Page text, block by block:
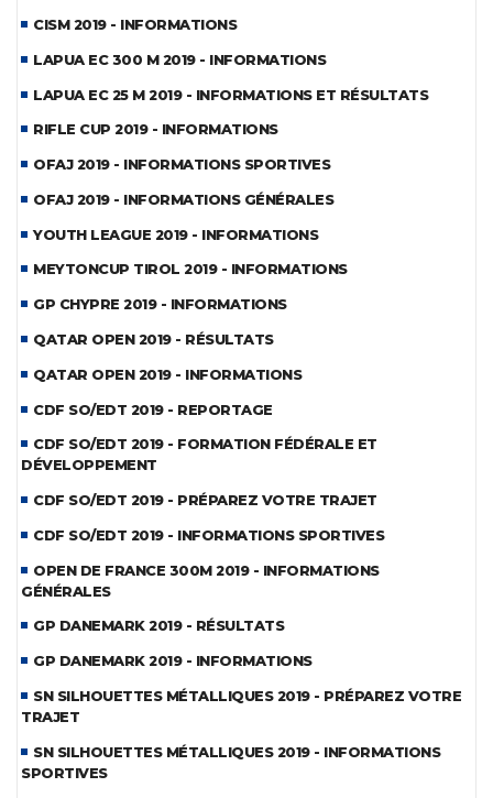
CISM 2019 - INFORMATIONS
LAPUA EC 300 M 2019 - INFORMATIONS
LAPUA EC 25 M 2019 - INFORMATIONS ET RÉSULTATS
RIFLE CUP 2019 - INFORMATIONS
OFAJ 2019 - INFORMATIONS SPORTIVES
OFAJ 2019 - INFORMATIONS GÉNÉRALES
YOUTH LEAGUE 2019 - INFORMATIONS
MEYTONCUP TIROL 2019 - INFORMATIONS
GP CHYPRE 2019 - INFORMATIONS
QATAR OPEN 2019 - RÉSULTATS
QATAR OPEN 2019 - INFORMATIONS
CDF SO/EDT 2019 - REPORTAGE
CDF SO/EDT 2019 - FORMATION FÉDÉRALE ET
DÉVELOPPEMENT
CDF SO/EDT 2019 - PRÉPAREZ VOTRE TRAJET
CDF SO/EDT 2019 - INFORMATIONS SPORTIVES
OPEN DE FRANCE 300M 2019 - INFORMATIONS
GÉNÉRALES
GP DANEMARK 2019 - RÉSULTATS
GP DANEMARK 2019 - INFORMATIONS
SN SILHOUETTES MÉTALLIQUES 2019 - PRÉPAREZ VOTRE
TRAJET
SN SILHOUETTES MÉTALLIQUES 2019 - INFORMATIONS
SPORTIVES